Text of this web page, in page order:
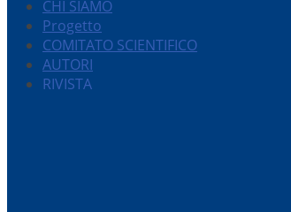
CHI SIAMO
Progetto
COMITATO SCIENTIFICO
AUTORI
RIVISTA